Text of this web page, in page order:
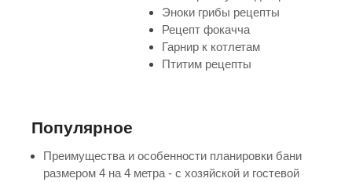
Эноки грибы рецепты
Рецепт фокачча
Гарнир к котлетам
Птитим рецепты
Популярное
Преимущества и особенности планировки бани
размером 4 на 4 метра - с хозяйской и гостевой